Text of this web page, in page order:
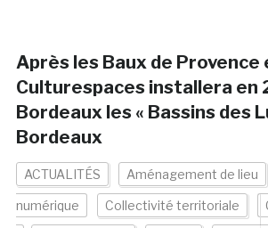
Après les Baux de Provence
Culturespaces installera en
Bordeaux les « Bassins des
Bordeaux
ACTUALITÉS Aménagement de lieu
numérique Collectivité territoriale